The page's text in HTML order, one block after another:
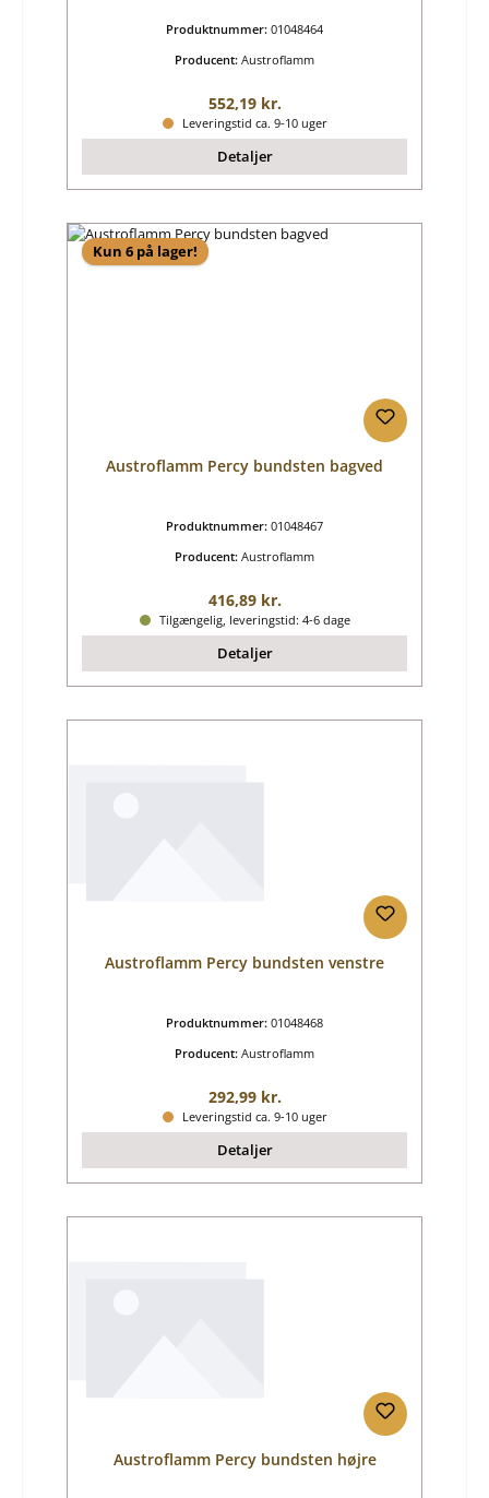
Produktnummer: 01048464
Producent: Austroflamm
Almindelig pris:
552,19 kr.
Leveringstid ca. 9-10 uger
Detaljer
Kun 6 på lager!
Austroflamm Percy bundsten bagved
Produktnummer: 01048467
Producent: Austroflamm
Almindelig pris:
416,89 kr.
Tilgængelig, leveringstid: 4-6 dage
Detaljer
Austroflamm Percy bundsten venstre
Produktnummer: 01048468
Producent: Austroflamm
Almindelig pris:
292,99 kr.
Leveringstid ca. 9-10 uger
Detaljer
Austroflamm Percy bundsten højre